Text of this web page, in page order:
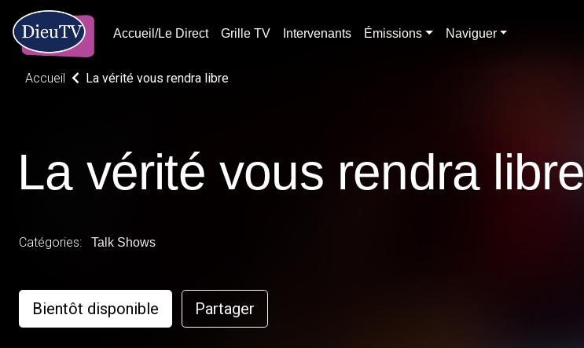
Accueil/Le Direct Grille TV Intervenants Émissions Naviguer
Accueil La vérité vous rendra libre
La vérité vous rendra libre
Catégories: Talk Shows
Bientôt disponible Partager